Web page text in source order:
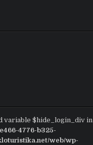
variable $hide_login_div in
4776-b325-
web/wp-